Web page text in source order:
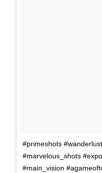
#primeshots
#marvelous_shots
#main_vision